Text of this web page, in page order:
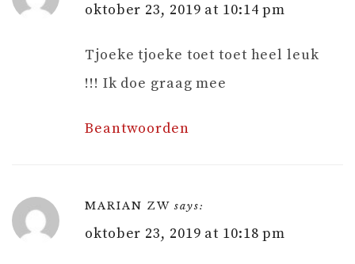
oktober 23, 2019 at 10:14 pm
Tjoeke tjoeke toet toet heel leuk
!!! Ik doe graag mee
Beantwoorden
MARIAN ZW says:
oktober 23, 2019 at 10:18 pm